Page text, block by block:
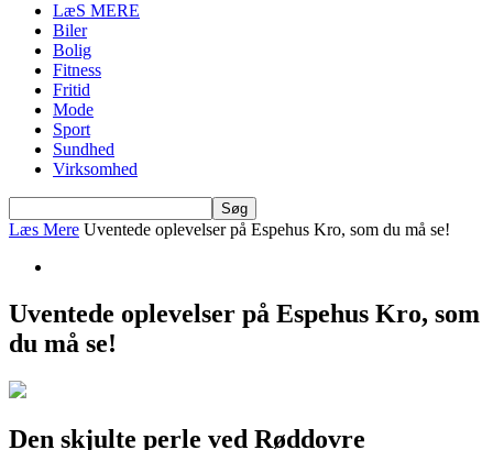
LæS MERE
Biler
Bolig
Fitness
Fritid
Mode
Sport
Sundhed
Virksomhed
Læs Mere Uventede oplevelser på Espehus Kro, som du må se!
Uventede oplevelser på Espehus Kro, som
du må se!
Den skjulte perle ved Røddovre